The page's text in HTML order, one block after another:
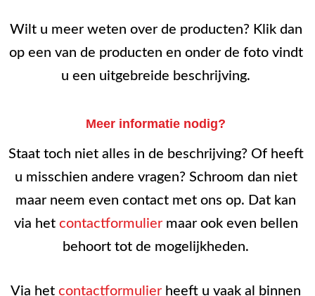
Wilt u meer weten over de producten? Klik dan
op een van de producten en onder de foto vindt
u een uitgebreide beschrijving.
Meer informatie nodig?
Staat toch niet alles in de beschrijving? Of heeft
u misschien andere vragen? Schroom dan niet
maar neem even contact met ons op. Dat kan
via het contactformuliermaar ook even bellen
behoort tot de mogelijkheden.
Via hetcontactformulierheeft u vaak al binnen